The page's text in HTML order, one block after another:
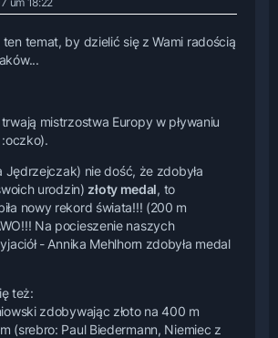
ten temat, by dzielić się z Wami radością
mistrzostwa Europy w pływaniu
Jędrzejczak) nie dość, że zdobyła
urodzin) złoty medal, to
nowy rekord świata!!! (200 m
Na pocieszenie naszych
- Annika Mehlhorn zdobyła medal
też:
zdobywając złoto na 400 m
(srebro: Paul Biedermann, Niemiec z